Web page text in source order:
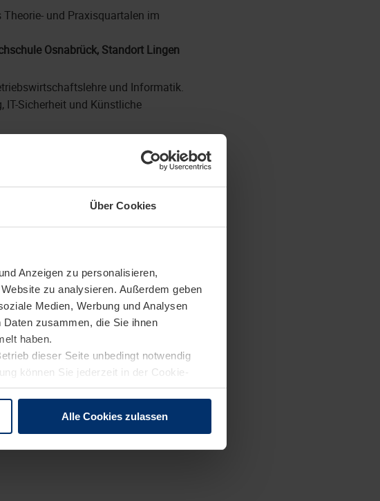
Über Cookies
Anzeigen zu personalisieren,
zu analysieren. Außerdem geben
Medien, Werbung und Analysen
zusammen, die Sie ihnen
haben.
dieser Seite unbedingt notwendig
können Sie jederzeit in der Cookie-
widerrufen.
Alle Cookies zulassen
und Praxisquartalen im
Osnabrück, Standort Lingen
und Informatik.
IT-Sicherheit und Künstliche
und kannst frühzeitig selbst
Kolleg:innen und Menschen
& Eindrücke zu sammeln
zeichnen Dich aus